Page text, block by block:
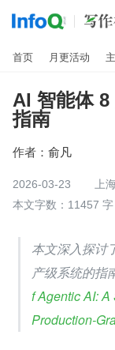
首页 月更活动
AI 智能体
指南
作者： 俞凡
2026-03-23
上
本文字数：11457 字
本文深入探讨
产级系统的指
f Agentic AI:
Production-